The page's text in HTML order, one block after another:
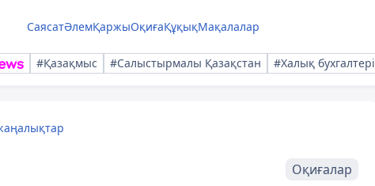
СаясатӘлемҚаржыОқиғаҚұқықМақалалар
#Қазақмыс #Салыстырмалы Қазақстан #Халық бухгалтері
Оқиғалар